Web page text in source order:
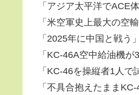
「アジア太平洋でACE
「米空軍史上最大の空
「2025年に中国と戦う
「KC-46A空中給油機
「KC-46を操縦者1人
「不具合抱えたまま